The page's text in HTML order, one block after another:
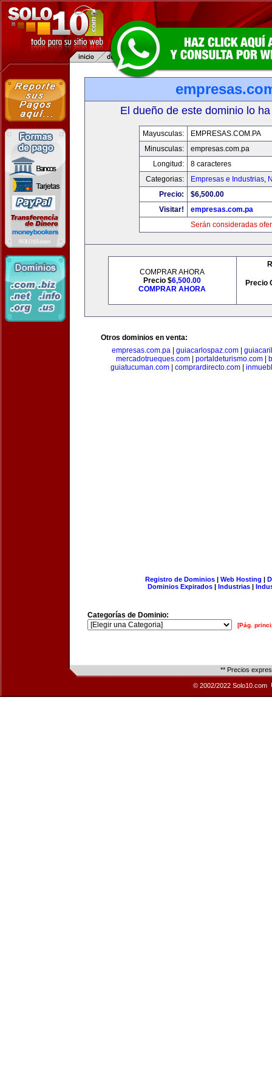
El dueño de este dominio lo
Mayusculas:
EMPRESAS.COM.PA
Minusculas:
empresas.com.pa
Longitud:
8 caracteres
Categorias:
Empresas e Industrias,
Precio:
$6,500.00
Visitar!
empresas.com.pa
Serán consideradas
COMPRAR AHORA
Precio $6,500.00
COMPRAR AHORA
Precio
Otros dominios en venta:
empresas.com.pa| guiacarlospaz.com|
mercadotrueques.com| portaldeturismo.com|
guiatucuman.com
comprardirecto.com
Registro de Dominios| Web Hosting |
Dominios Expirados | Industrias |
Categorías de Dominio:
[Pág.
** Precios
© 2002/2022 Solo10.com